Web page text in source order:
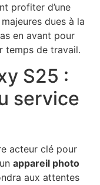
profiter d’une
dues à la
en avant pour
temps de travail.
S25 :
service
acteur clé pour
appareil photo
aux attentes